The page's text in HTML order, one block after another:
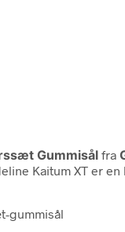
Gummisål fra
Kaitum XT er
gummisål